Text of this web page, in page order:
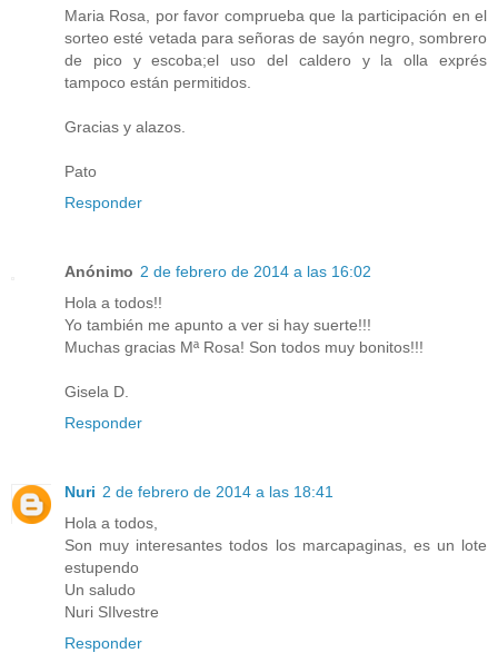
Maria Rosa, por favor comprueba que la participación en el
sorteo esté vetada para señoras de sayón negro, sombrero
de pico y escoba;el uso del caldero y la olla exprés
tampoco están permitidos.
Gracias y alazos.
Pato
Responder
Anónimo 2 de febrero de 2014 a las 16:02
Hola a todos!!
Yo también me apunto a ver si hay suerte!!!
Muchas gracias Mª Rosa! Son todos muy bonitos!!!
Gisela D.
Responder
Nuri 2 de febrero de 2014 a las 18:41
Hola a todos,
Son muy interesantes todos los marcapaginas, es un lote
estupendo
Un saludo
Nuri SIlvestre
Responder